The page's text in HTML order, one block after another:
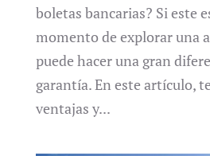
boletas bancarias? Si este
momento de explorar una
puede hacer una gran
garantía. En este artículo,
ventajas y...